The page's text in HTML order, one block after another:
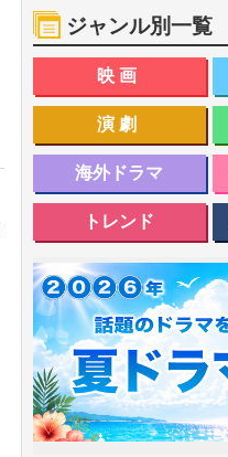
ジャンル別一覧
映画
演劇
海外ドラマ
トレンド